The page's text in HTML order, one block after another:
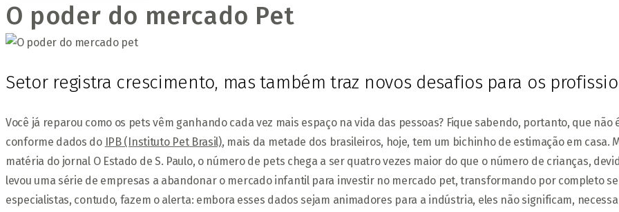
O poder do mercado Pet
Setor registra crescimento, mas também traz novos desafios para os
Você já reparou como os pets vêm ganhando cada vez mais espaço na vida das pessoas? Fique sabendo, portanto, que não
conforme dados do IPB (Instituto Pet Brasil), mais da metade dos brasileiros, hoje, tem um bichinho de estimação em casa.
matéria do jornal O Estado de S. Paulo, o número de pets chega a ser quatro vezes maior do que o número de crianças,
levou uma série de empresas a abandonar o mercado infantil para investir no mercado pet, transformando por completo
especialistas, contudo, fazem o alerta: embora esses dados sejam animadores para a indústria, eles não significam,